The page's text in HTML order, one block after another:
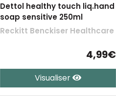
Dettol healthy touch liq.hand
soap sensitive 250ml
Reckitt Benckiser Healthcare
4,99€
Visualiser